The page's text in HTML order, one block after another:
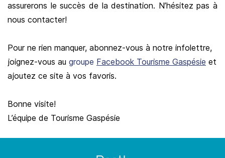
assurerons le succès de la destination. N’hésitez pas à
nous contacter!
Pour ne rien manquer, abonnez-vous à notre infolettre,
joignez-vous au groupe Facebook Tourisme Gaspésie et
ajoutez ce site à vos favoris.
Bonne visite!
L’équipe de Tourisme Gaspésie